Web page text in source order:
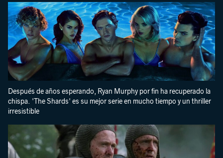
Después de años esperando, Ryan Murphy por fin ha recuperado la
chispa. 'The Shards' es su mejor serie en mucho tiempo y un thriller
irresistible